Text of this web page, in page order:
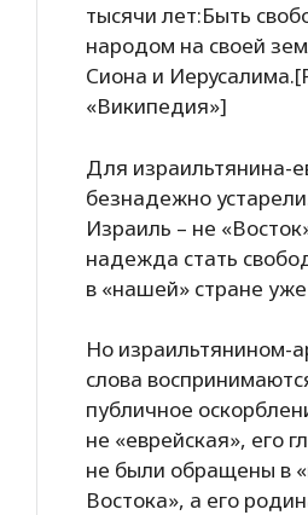
тысячи лет:Быть
народом на своей
Сиона и
«Википедия»]
Для израильтянина-
безнадежно
Израиль – не
надежда стать
в «нашей» стране
Но израильтянином-
слова
публичное
не «еврейская», его
не были обращены в
Востока», а его